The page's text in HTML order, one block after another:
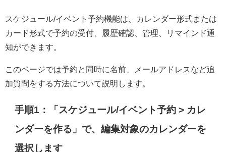
スケジュール/イベント予約機能は、カレンダー形式または
カード形式で予約の受付、履歴確認、管理、リマインド通
知ができます。
このページでは予約と同時に名前、メールアドレスなど追
加質問をする方法について説明します。
手順1：「スケジュール/イベント予約 > カレ
ンダーを作る」で、編集対象のカレンダーを
選択します